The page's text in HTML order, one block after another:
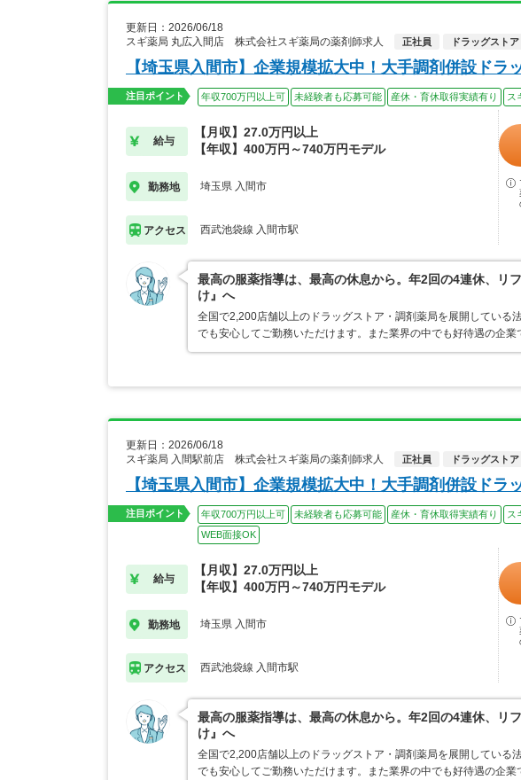
更新日：2026/06/18
スギ薬局 丸広入間店 株式会社スギ薬局の薬剤師求人
正社員 ドラッグストア
【埼玉県入間市】企業規模拡大中！大手調剤併設ドラ
注目ポイント 年収700万円以上可 未経験者も応募可能 産休・育休取得実績有り ス
給与
【月収】27.0万円以上
【年収】400万円～740万円モデル
勤務地 埼玉県 入間市
アクセス 西武池袋線 入間市駅
最高の服薬指導は、最高の休息から。年2回の4連休、リ
け』へ
全国で2,200店舗以上のドラッグストア・調剤薬局を展開している
でも安心してご勤務いただけます。また業界の中でも好待遇の企
更新日：2026/06/18
スギ薬局 入間駅前店 株式会社スギ薬局の薬剤師求人
正社員 ドラッグストア
【埼玉県入間市】企業規模拡大中！大手調剤併設ドラ
注目ポイント 年収700万円以上可 未経験者も応募可能 産休・育休取得実績有り ス
WEB面接OK
給与
【月収】27.0万円以上
【年収】400万円～740万円モデル
勤務地 埼玉県 入間市
アクセス 西武池袋線 入間市駅
最高の服薬指導は、最高の休息から。年2回の4連休、リ
け』へ
全国で2,200店舗以上のドラッグストア・調剤薬局を展開している
でも安心してご勤務いただけます。また業界の中でも好待遇の企